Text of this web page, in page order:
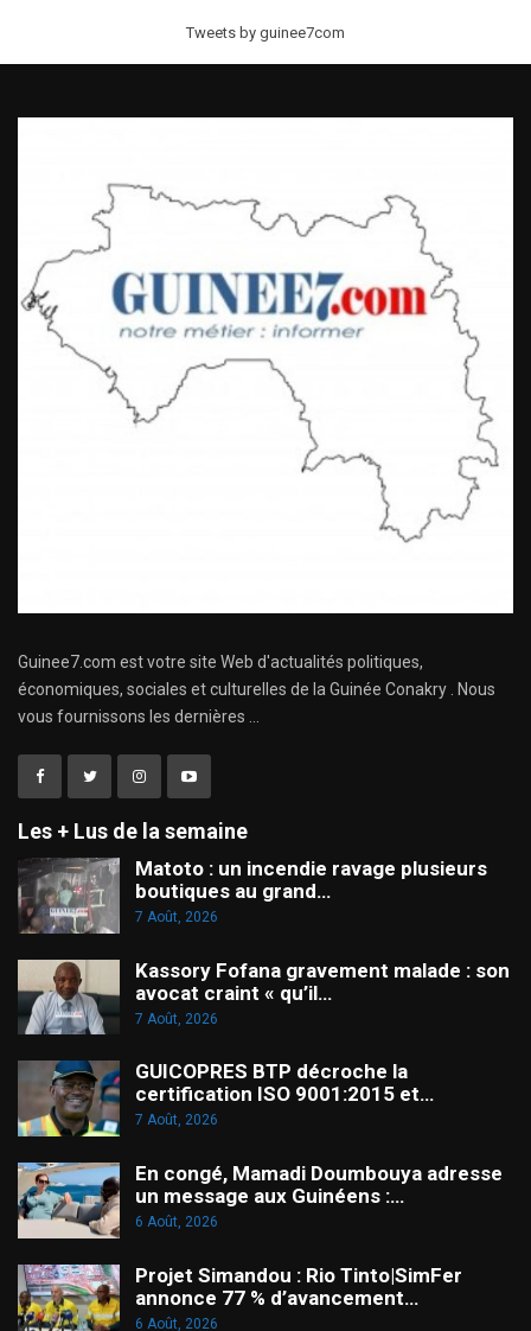
Tweets by guinee7com
Guinee7.com est votre site Web d'actualités politiques,
économiques, sociales et culturelles de la Guinée Conakry . Nous
vous fournissons les dernières ...
Les + Lus de la semaine
Matoto : un incendie ravage plusieurs
boutiques au grand…
7 Août, 2026
Kassory Fofana gravement malade : son
avocat craint « qu’il…
7 Août, 2026
GUICOPRES BTP décroche la
certification ISO 9001:2015 et…
7 Août, 2026
En congé, Mamadi Doumbouya adresse
un message aux Guinéens :…
6 Août, 2026
Projet Simandou : Rio Tinto|SimFer
annonce 77 % d’avancement…
6 Août, 2026